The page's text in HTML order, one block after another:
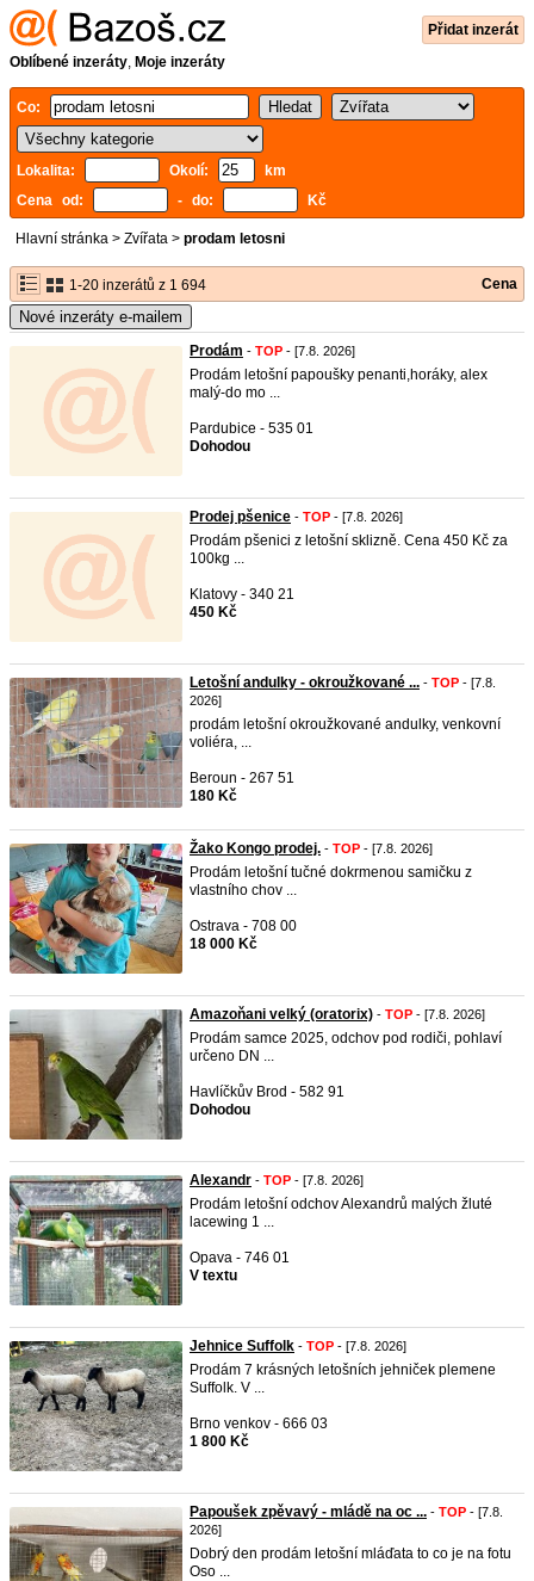
Přidat inzerát
Oblíbené inzeráty, Moje inzeráty
Co:
Lokalita: Okolí:
km
Cena od:
- do: Kč
Hlavní stránka > Zvířata > prodam letosni
1-20 inzerátů z 1 694 Cena
Nové inzeráty e-mailem
Prodám - TOP - [7.8. 2026]
Prodám letošní papoušky penanti,horáky, alex
malý-do mo ...
Pardubice - 535 01
Dohodou
Prodej pšenice - TOP - [7.8. 2026]
Prodám pšenici z letošní sklizně. Cena 450 Kč za
100kg ...
Klatovy - 340 21
450 Kč
Letošní andulky - okroužkované ... - TOP - [7.8.
2026]
prodám letošní okroužkované andulky, venkovní
voliéra, ...
Beroun - 267 51
180 Kč
Žako Kongo prodej. - TOP - [7.8. 2026]
Prodám letošní tučné dokrmenou samičku z
vlastního chov ...
Ostrava - 708 00
18 000 Kč
Amazoňani velký (oratorix) - TOP - [7.8. 2026]
Prodám samce 2025, odchov pod rodiči, pohlaví
určeno DN ...
Havlíčkův Brod - 582 91
Dohodou
Alexandr - TOP - [7.8. 2026]
Prodám letošní odchov Alexandrů malých žluté
lacewing 1 ...
Opava - 746 01
V textu
Jehnice Suffolk - TOP - [7.8. 2026]
Prodám 7 krásných letošních jehniček plemene
Suffolk. V ...
Brno venkov - 666 03
1 800 Kč
Papoušek zpěvavý - mládě na oc ... - TOP - [7.8.
2026]
Dobrý den prodám letošní mláďata to co je na fotu
Oso ...